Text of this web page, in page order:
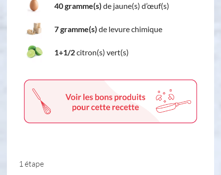
40 gramme(s) de jaune(s) d’œuf(s)
7 gramme(s) de levure chimique
1+1/2citron(s) vert(s)
1 étape